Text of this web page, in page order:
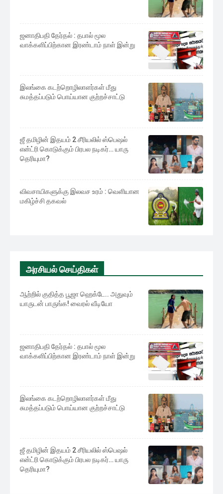
ஜனாதிபதி தேர்தல் : தபால் மூல
வாக்களிப்பிற்கான இரண்டாம் நாள் இன்று
இலங்கை கடற்றொழிலாளர்கள் மீது
சுமத்தப்படும் பொய்யான குற்றச்சாட்டு
ஜீ தமிழின் இதயம் 2 சீரியலில் ஸ்பெஷல்
என்ட்ரி கொடுக்கும் பிரபல நடிகர்… யாரு
தெரியுமா?
விவசாயிகளுக்கு இலவச உரம் : வெளியான
மகிழ்ச்சி தகவல்
அரசியல் செய்திகள்
ஆற்றில் குதித்த பூஜா ஹெக்டே.. அதுவும்
யாருடன் பாருங்க! வைரல் வீடியோ
ஜனாதிபதி தேர்தல் : தபால் மூல
வாக்களிப்பிற்கான இரண்டாம் நாள் இன்று
இலங்கை கடற்றொழிலாளர்கள் மீது
சுமத்தப்படும் பொய்யான குற்றச்சாட்டு
ஜீ தமிழின் இதயம் 2 சீரியலில் ஸ்பெஷல்
என்ட்ரி கொடுக்கும் பிரபல நடிகர்… யாரு
தெரியுமா?